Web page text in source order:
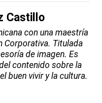
Castillo
con una maestría
Corporativa. Titulada
de imagen. Es
contenido sobre la
buen vivir y la cultura.